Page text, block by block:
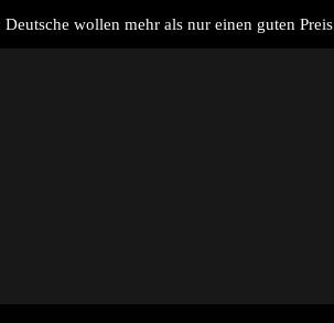
wollen mehr als nur einen guten Preis
wollen mehr als nur einen guten Preis